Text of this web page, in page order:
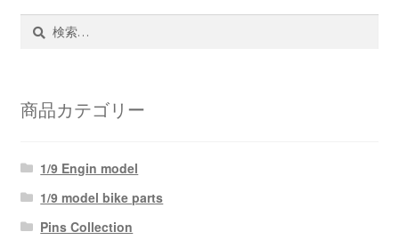
商品カテゴリー
1/9 Engin model
1/9 model bike parts
Pins Collection